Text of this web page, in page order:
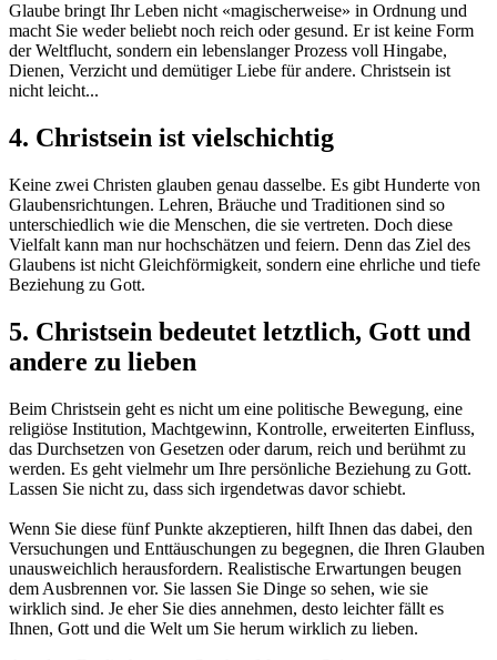
Glaube bringt Ihr Leben nicht «magischerweise» in Ordnung und
macht Sie weder beliebt noch reich oder gesund. Er ist keine Form
der Weltflucht, sondern ein lebenslanger Prozess voll Hingabe,
Dienen, Verzicht und demütiger Liebe für andere. Christsein ist
nicht leicht...
4. Christsein ist vielschichtig
Keine zwei Christen glauben genau dasselbe. Es gibt Hunderte von
Glaubensrichtungen. Lehren, Bräuche und Traditionen sind so
unterschiedlich wie die Menschen, die sie vertreten. Doch diese
Vielfalt kann man nur hochschätzen und feiern. Denn das Ziel des
Glaubens ist nicht Gleichförmigkeit, sondern eine ehrliche und tiefe
Beziehung zu Gott.
5. Christsein bedeutet letztlich, Gott und
andere zu lieben
Beim Christsein geht es nicht um eine politische Bewegung, eine
religiöse Institution, Machtgewinn, Kontrolle, erweiterten Einfluss,
das Durchsetzen von Gesetzen oder darum, reich und berühmt zu
werden. Es geht vielmehr um Ihre persönliche Beziehung zu Gott.
Lassen Sie nicht zu, dass sich irgendetwas davor schiebt.
Wenn Sie diese fünf Punkte akzeptieren, hilft Ihnen das dabei, den
Versuchungen und Enttäuschungen zu begegnen, die Ihren Glauben
unausweichlich herausfordern. Realistische Erwartungen beugen
dem Ausbrennen vor. Sie lassen Sie Dinge so sehen, wie sie
wirklich sind. Je eher Sie dies annehmen, desto leichter fällt es
Ihnen, Gott und die Welt um Sie herum wirklich zu lieben.